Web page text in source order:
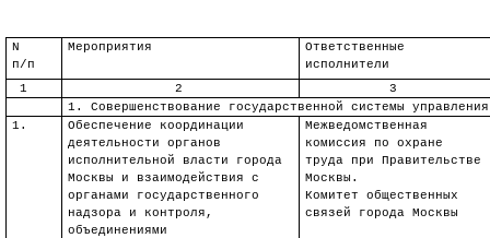
N
п/п
Мероприятия
Ответственные
исполнители
1
2
3
1. Совершенствование государственной системы
1.
Обеспечение координации
деятельности органов
исполнительной власти города
Москвы и взаимодействия с
органами государственного
надзора и контроля,
объединениями
Межведомственная
комиссия по охране
труда при Правительстве
Москвы.
Комитет общественных
связей города Москвы